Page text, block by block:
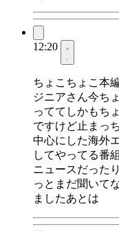
12:20
ちょこちょこ本
ジニアさん今ち
っててしかもち
ですけど止まっ
中心にした海外
してやってる番
ニュースだった
っとまだ聞いて
ましたあとは